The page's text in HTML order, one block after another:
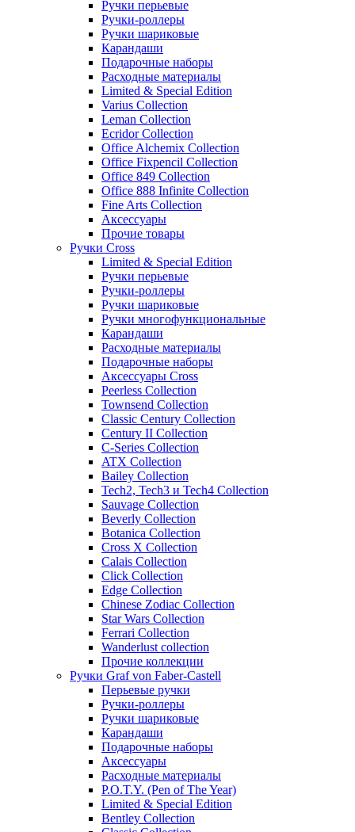
Ручки перьевые
Ручки-роллеры
Ручки шариковые
Карандаши
Подарочные наборы
Расходные материалы
Limited & Special Edition
Varius Collection
Leman Collection
Ecridor Collection
Office Alchemix Collection
Office Fixpencil Collection
Office 849 Collection
Office 888 Infinite Collection
Fine Arts Collection
Аксессуары
Прочие товары
Ручки Cross
Limited & Special Edition
Ручки перьевые
Ручки-роллеры
Ручки шариковые
Ручки многофункциональные
Карандаши
Расходные материалы
Подарочные наборы
Аксессуары Cross
Peerless Collection
Townsend Collection
Classic Century Collection
Century II Collection
C-Series Collection
ATX Collection
Bailey Collection
Tech2, Tech3 и Tech4 Collection
Sauvage Collection
Beverly Collection
Botanica Collection
Cross X Collection
Calais Collection
Click Collection
Edge Collection
Chinese Zodiac Collection
Star Wars Collection
Ferrari Collection
Wanderlust collection
Прочие коллекции
Ручки Graf von Faber-Castell
Перьевые ручки
Ручки-роллеры
Ручки шариковые
Карандаши
Подарочные наборы
Аксессуары
Расходные материалы
P.O.T.Y. (Pen of The Year)
Limited & Special Edition
Bentley Collection